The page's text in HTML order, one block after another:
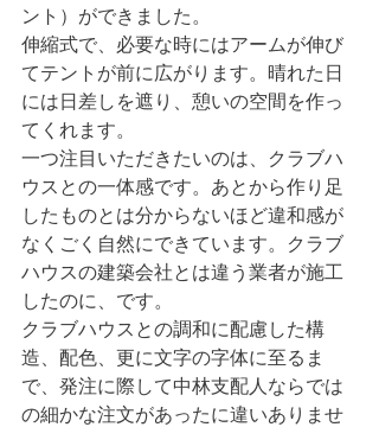
ント）ができました。
伸縮式で、必要な時にはアームが伸び
てテントが前に広がります。晴れた日
には日差しを遮り、憩いの空間を作っ
てくれます。
一つ注目いただきたいのは、クラブハ
ウスとの一体感です。あとから作り足
したものとは分からないほど違和感が
なくごく自然にできています。クラブ
ハウスの建築会社とは違う業者が施工
したのに、です。
クラブハウスとの調和に配慮した構
造、配色、更に文字の字体に至るま
で、発注に際して中林支配人ならでは
の細かな注文があったに違いありませ